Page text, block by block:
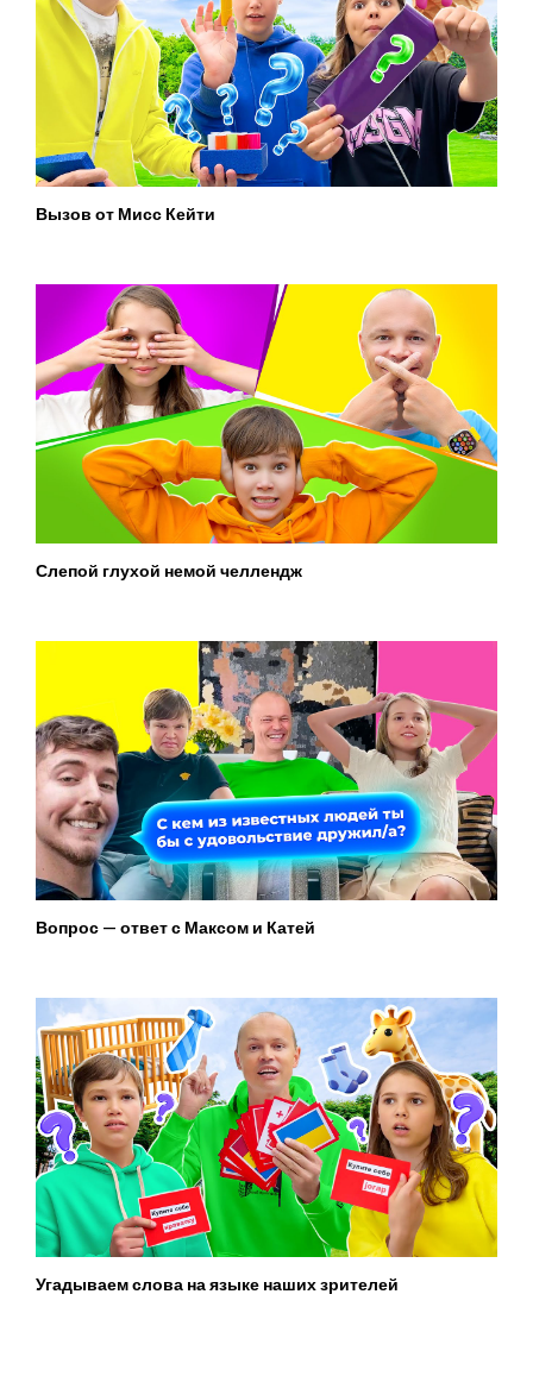
Вызов от Мисс Кейти
Слепой глухой немой челлендж
Вопрос — ответ с Максом и Катей
Угадываем слова на языке наших зрителей